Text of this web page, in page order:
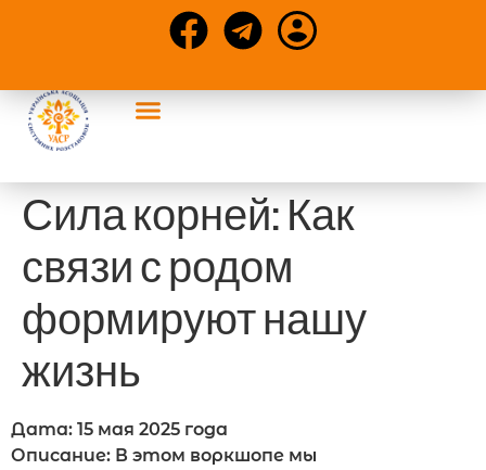
Сила корней: Как
связи с родом
формируют нашу
жизнь
Дата: 15 мая 2025 года
Описание: В этом воркшопе мы